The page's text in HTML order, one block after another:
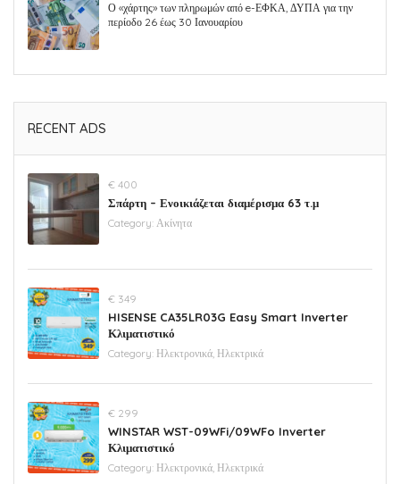
Ο «χάρτης» των πληρωμών από e-ΕΦΚΑ, ΔΥΠΑ για την
περίοδο 26 έως 30 Ιανουαρίου
RECENT ADS
€ 400
Σπάρτη – Ενοικιάζεται διαμέρισμα 63 τ.μ
Category: Ακίνητα
€ 349
HISENSE CA35LR03G Easy Smart Inverter
Κλιματιστικό
Category: Ηλεκτρονικά, Ηλεκτρικά
€ 299
WINSTAR WST-09WFi/09WFo Inverter
Κλιματιστικό
Category: Ηλεκτρονικά, Ηλεκτρικά